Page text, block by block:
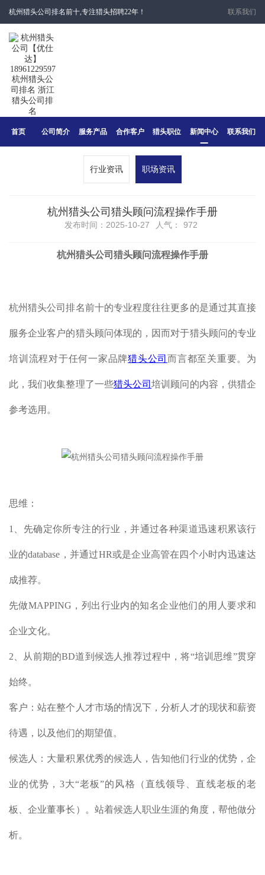
杭州猎头公司排名前十,专注猎头招聘22年！ 联系我们
首页 公司简介 服务产品 合作客户 猎头职位 新闻中心 联系我们
行业资讯 职场资讯
​杭州猎头公司猎头顾问流程操作手册
发布时间：2025-10-27 人气： 972
杭州猎头公司猎头顾问流程操作手册
杭州猎头公司排名前十的专业程度往往更多的是通过其直接
服务企业客户的猎头顾问体现的，因而对于猎头顾问的专业
培训流程对于任何一家品牌猎头公司 而言都至关重要。为
此，我们收集整理了一些猎头公司培训顾问的内容，供猎企
参考选用。
思维：
1、先确定你所专注的行业，并通过各种渠道迅速积累该行
业的database，并通过HR或是企业高管在四个小时内迅速达
成推荐。
先做MAPPING，列出行业内的知名企业他们的用人要求和
企业文化。
2、从前期的BD道到候选人推荐过程中，将“培训思维”贯穿
始终。
客户：站在整个人才市场的情况下，分析人才的现状和薪资
待遇，以及他们的期望值。
候选人：大量积累优秀的候选人，告知他们行业的优势，企
业的优势，3大“老板”的风格（直线领导、直线老板的老
板、企业董事长）。站着候选人职业生涯的角度，帮他做分
析。